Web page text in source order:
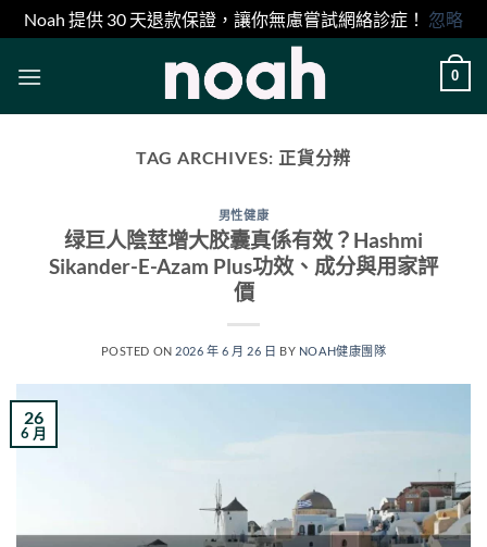
Noah 提供 30 天退款保證，讓你無慮嘗試網絡診症！ 忽略
0
TAG ARCHIVES: 正貨分辨
男性健康
绿巨人陰莖增大胶囊真係有效？Hashmi
Sikander-E-Azam Plus功效、成分與用家評
價
POSTED ON 2026 年 6 月 26 日 BY NOAH健康團隊
26
6 月